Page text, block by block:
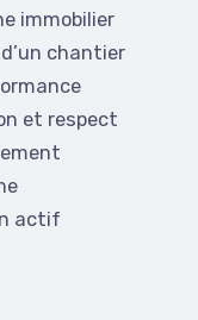
immobilier
chantier
et respect
actif